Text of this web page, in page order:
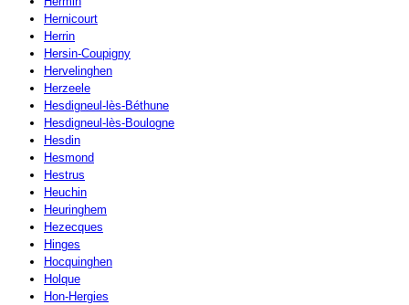
Hernicourt
Herrin
Hersin-Coupigny
Hervelinghen
Herzeele
Hesdigneul-lès-Béthune
Hesdigneul-lès-Boulogne
Hesdin
Hesmond
Hestrus
Heuchin
Heuringhem
Hezecques
Hinges
Hocquinghen
Holque
Hon-Hergies